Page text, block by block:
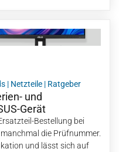
| Netzteile | Ratgeber
und
Gerät
Bestellung bei
die Prüfnummer.
und lässt sich auf